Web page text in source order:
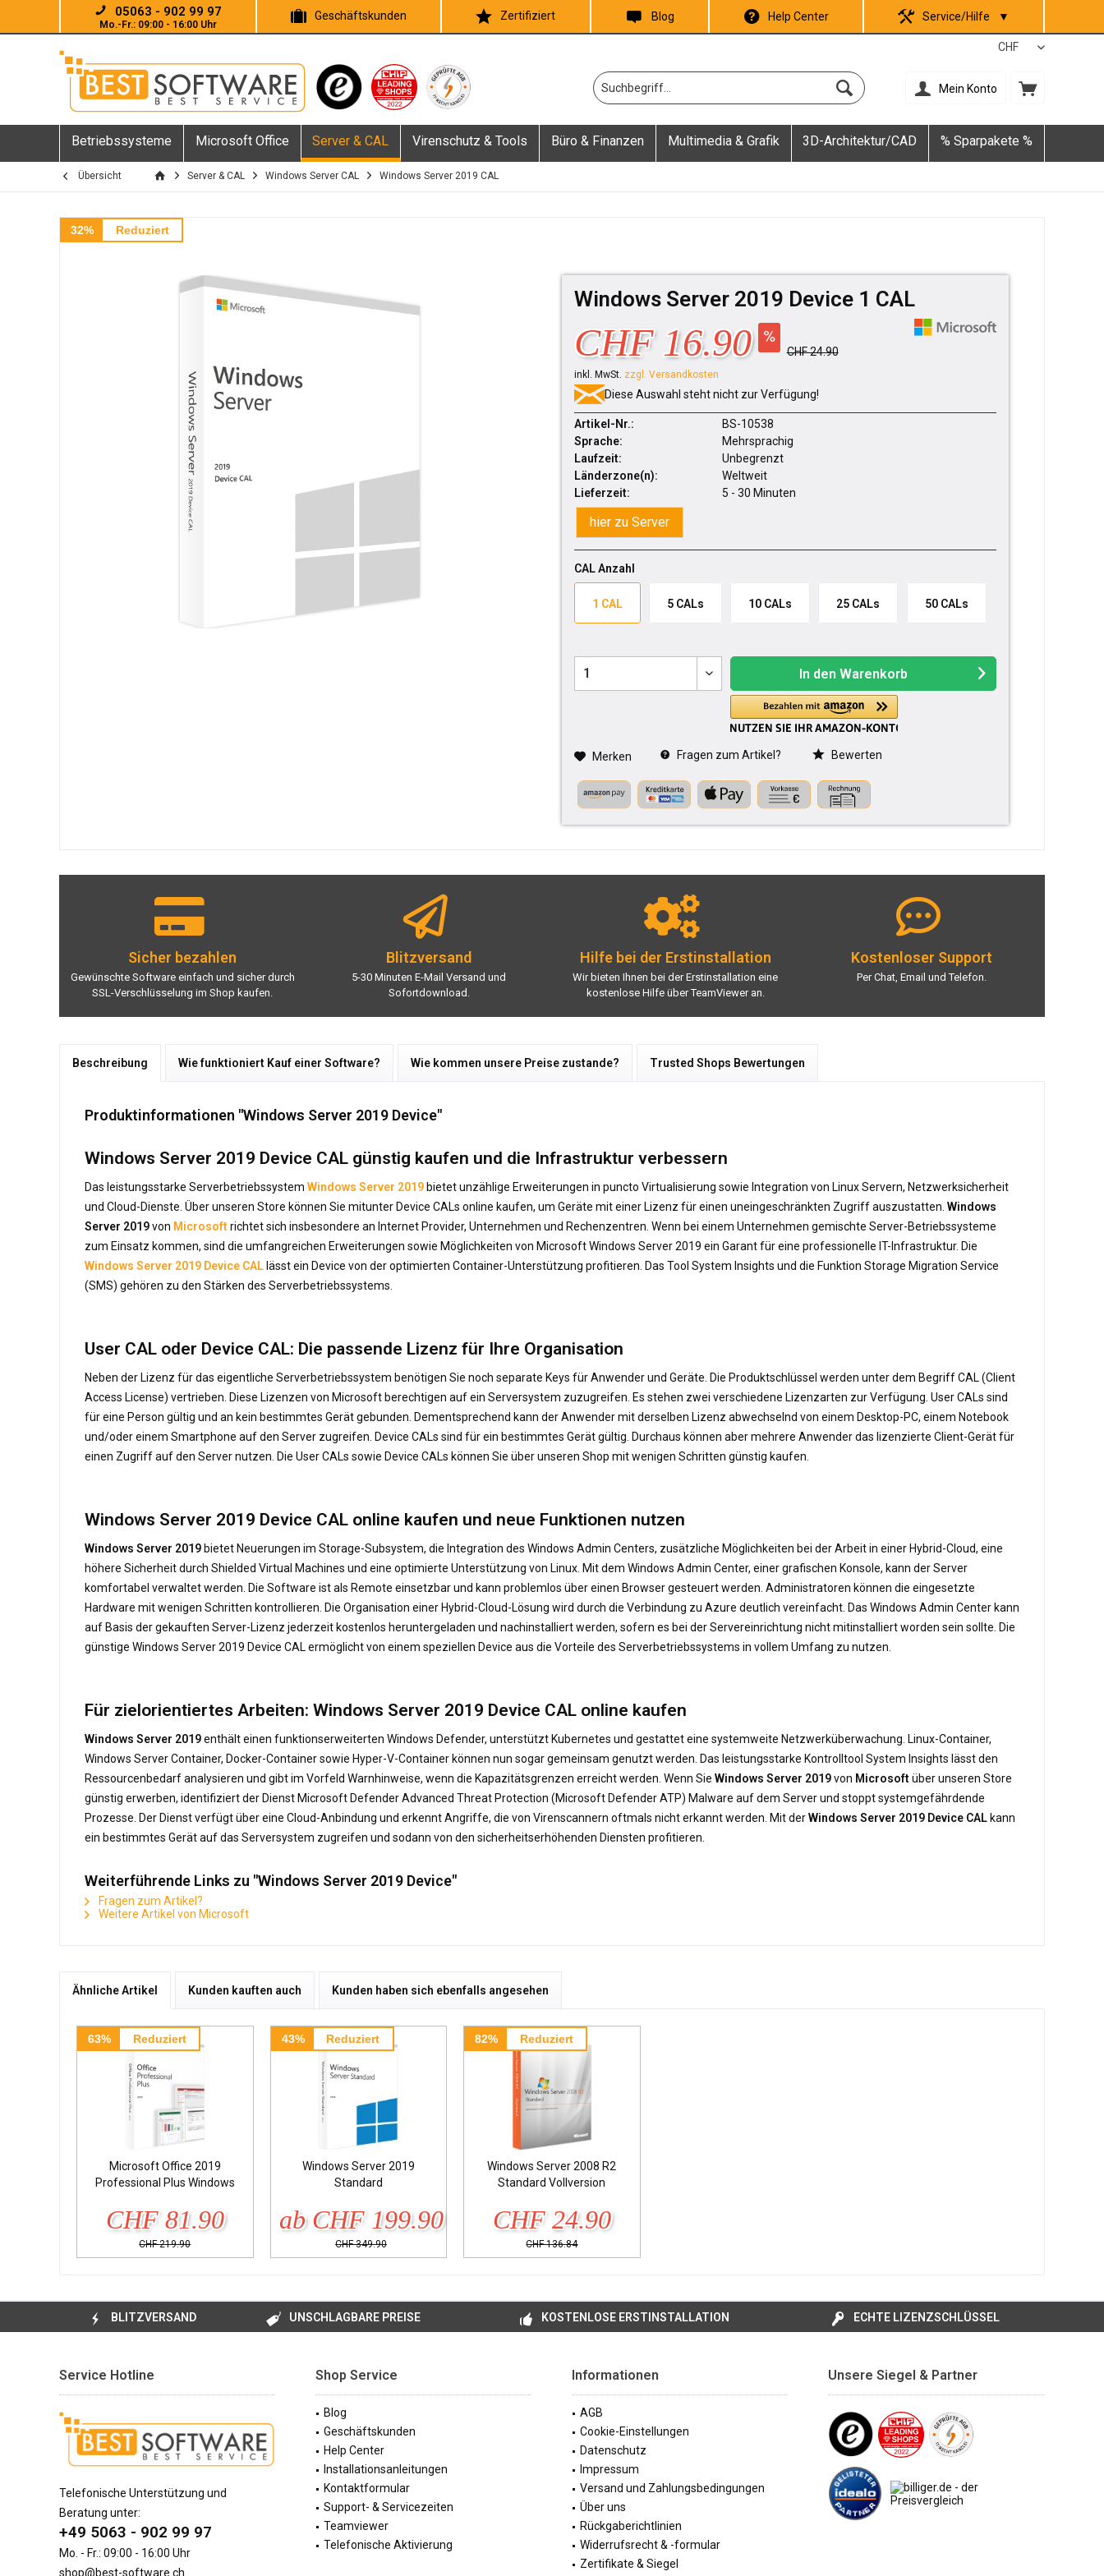
05063 - 902 99 97
Mo.-Fr.: 09:00 - 16:00 Uhr
Geschäftskunden Zertifiziert Blog Help Center Service/Hilfe ▼
Mein Konto
Betriebssysteme Microsoft Office Server & CAL Virenschutz & Tools Büro & Finanzen Multimedia & Grafik 3D-Architektur/CAD % Sparpakete %
Übersicht Server & CAL Windows Server CAL Windows Server 2019 CAL
32% Reduziert
Windows Server 2019 Device 1 CAL
CHF 16.90 CHF 24.90
inkl. MwSt. zzgl. Versandkosten
Diese Auswahl steht nicht zur Verfügung!
Artikel-Nr.:
BS-10538
Sprache:
Mehrsprachig
Laufzeit:
Unbegrenzt
Länderzone(n):
Weltweit
Lieferzeit:
5 - 30 Minuten
hier zu Server
CAL Anzahl
1 CAL 5 CALs 10 CALs 25 CALs 50 CALs
In den Warenkorb
Merken Fragen zum Artikel? Bewerten
Sicher bezahlen
Gewünschte Software einfach und sicher durch
SSL-Verschlüsselung im Shop kaufen.
Blitzversand
5-30 Minuten E-Mail Versand und
Sofortdownload.
Hilfe bei der Erstinstallation
Wir bieten Ihnen bei der Erstinstallation eine
kostenlose Hilfe über TeamViewer an.
Kostenloser Support
Per Chat, Email und Telefon.
Beschreibung Wie funktioniert Kauf einer Software? Wie kommen unsere Preise zustande? Trusted Shops Bewertungen
Produktinformationen "Windows Server 2019 Device"
Windows Server 2019 Device CAL günstig kaufen und die Infrastruktur verbessern
Das leistungsstarke Serverbetriebssystem Windows Server 2019 bietet unzählige Erweiterungen in puncto Virtualisierung sowie Integration von Linux Servern, Netzwerksicherheit
und Cloud-Dienste. Über unseren Store können Sie mitunter Device CALs online kaufen, um Geräte mit einer Lizenz für einen uneingeschränkten Zugriff auszustatten. Windows
Server 2019von Microsoftrichtet sich insbesondere an Internet Provider, Unternehmen und Rechenzentren. Wenn bei einem Unternehmen gemischte Server-Betriebssysteme
zum Einsatz kommen, sind die umfangreichen Erweiterungen sowie Möglichkeiten von Microsoft Windows Server 2019 ein Garant für eine professionelle IT-Infrastruktur. Die
Windows Server 2019 Device CAL lässt ein Device von der optimierten Container-Unterstützung profitieren. Das Tool System Insights und die Funktion Storage Migration Service
(SMS) gehören zu den Stärken des Serverbetriebssystems.
User CAL oder Device CAL: Die passende Lizenz für Ihre Organisation
Neben der Lizenz für das eigentliche Serverbetriebssystem benötigen Sie noch separate Keys für Anwender und Geräte. Die Produktschlüssel werden unter dem Begriff CAL (Client
Access License) vertrieben. Diese Lizenzen von Microsoft berechtigen auf ein Serversystem zuzugreifen. Es stehen zwei verschiedene Lizenzarten zur Verfügung. User CALs sind
für eine Person gültig und an kein bestimmtes Gerät gebunden. Dementsprechend kann der Anwender mit derselben Lizenz abwechselnd von einem Desktop-PC, einem Notebook
und/oder einem Smartphone auf den Server zugreifen. Device CALs sind für ein bestimmtes Gerät gültig. Durchaus können aber mehrere Anwender das lizenzierte Client-Gerät für
einen Zugriff auf den Server nutzen. Die User CALs sowie Device CALs können Sie über unseren Shop mit wenigen Schritten günstig kaufen.
Windows Server 2019 Device CAL online kaufen und neue Funktionen nutzen
Windows Server 2019 bietet Neuerungen im Storage-Subsystem, die Integration des Windows Admin Centers, zusätzliche Möglichkeiten bei der Arbeit in einer Hybrid-Cloud, eine
höhere Sicherheit durch Shielded Virtual Machines und eine optimierte Unterstützung von Linux. Mit dem Windows Admin Center, einer grafischen Konsole, kann der Server
komfortabel verwaltet werden. Die Software ist als Remote einsetzbar und kann problemlos über einen Browser gesteuert werden. Administratoren können die eingesetzte
Hardware mit wenigen Schritten kontrollieren. Die Organisation einer Hybrid-Cloud-Lösung wird durch die Verbindung zu Azure deutlich vereinfacht. Das Windows Admin Center kann
auf Basis der gekauften Server-Lizenz jederzeit kostenlos heruntergeladen und nachinstalliert werden, sofern es bei der Servereinrichtung nicht mitinstalliert worden sein sollte. Die
günstige Windows Server 2019 Device CAL ermöglicht von einem speziellen Device aus die Vorteile des Serverbetriebssystems in vollem Umfang zu nutzen.
Für zielorientiertes Arbeiten: Windows Server 2019 Device CAL online kaufen
Windows Server 2019enthält einen funktionserweiterten Windows Defender, unterstützt Kubernetes und gestattet eine systemweite Netzwerküberwachung. Linux-Container,
Windows Server Container, Docker-Container sowie Hyper-V-Container können nun sogar gemeinsam genutzt werden. Das leistungsstarke Kontrolltool System Insights lässt den
Ressourcenbedarf analysieren und gibt im Vorfeld Warnhinweise, wenn die Kapazitätsgrenzen erreicht werden. Wenn Sie Windows Server 2019von Microsoftüber unseren Store
günstig erwerben, identifiziert der Dienst Microsoft Defender Advanced Threat Protection (Microsoft Defender ATP) Malware auf dem Server und stoppt systemgefährdende
Prozesse. Der Dienst verfügt über eine Cloud-Anbindung und erkennt Angriffe, die von Virenscannern oftmals nicht erkannt werden. Mit derWindows Server 2019 Device CAL kann
ein bestimmtes Gerät auf das Serversystem zugreifen und sodann von den sicherheitserhöhenden Diensten profitieren.
Weiterführende Links zu "Windows Server 2019 Device"
Fragen zum Artikel?
Weitere Artikel von Microsoft
Ähnliche Artikel Kunden kauften auch Kunden haben sich ebenfalls angesehen
63% Reduziert
Microsoft Office 2019
Professional Plus Windows
CHF 81.90
CHF 219.90
43% Reduziert
Windows Server 2019
Standard
ab CHF 199.90
CHF 349.90
82% Reduziert
Windows Server 2008 R2
Standard Vollversion
CHF 24.90
CHF 136.84
BLITZVERSAND UNSCHLAGBARE PREISE KOSTENLOSE ERSTINSTALLATION ECHTE LIZENZSCHLÜSSEL
Service Hotline
Telefonische Unterstützung und
Beratung unter:
+49 5063 - 902 99 97
Mo. - Fr.: 09:00 - 16:00 Uhr
shop@best-software.ch
Shop Service
Blog
Geschäftskunden
Help Center
Installationsanleitungen
Kontaktformular
Support- & Servicezeiten
Teamviewer
Telefonische Aktivierung
Informationen
AGB
Cookie-Einstellungen
Datenschutz
Impressum
Versand und Zahlungsbedingungen
Über uns
Rückgaberichtlinien
Widerrufsrecht & -formular
Zertifikate & Siegel
Unsere Siegel & Partner